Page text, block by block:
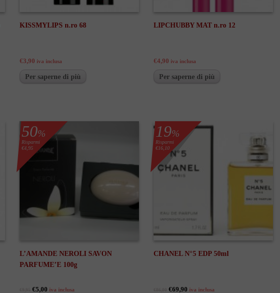
KISSMYLIPS n.ro 68
€3,90 iva inclusa
Per saperne di più
LIPCHUBBY MAT n.ro 12
€4,90 iva inclusa
Per saperne di più
50%
Risparmi
€4,95
L’AMANDE NEROLI SAVON
PARFUME’E 100g
€5,00 iva inclusa
19%
Risparmi
€16,10
CHANEL N°5 EDP 50ml
€69,90 iva inclusa